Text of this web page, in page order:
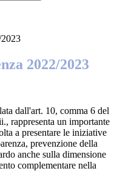
2022/2023
dall'art. 10, comma 6 del
rappresenta un importante
a presentare le iniziative
prevenzione della
anche sulla dimensione
complementare nella